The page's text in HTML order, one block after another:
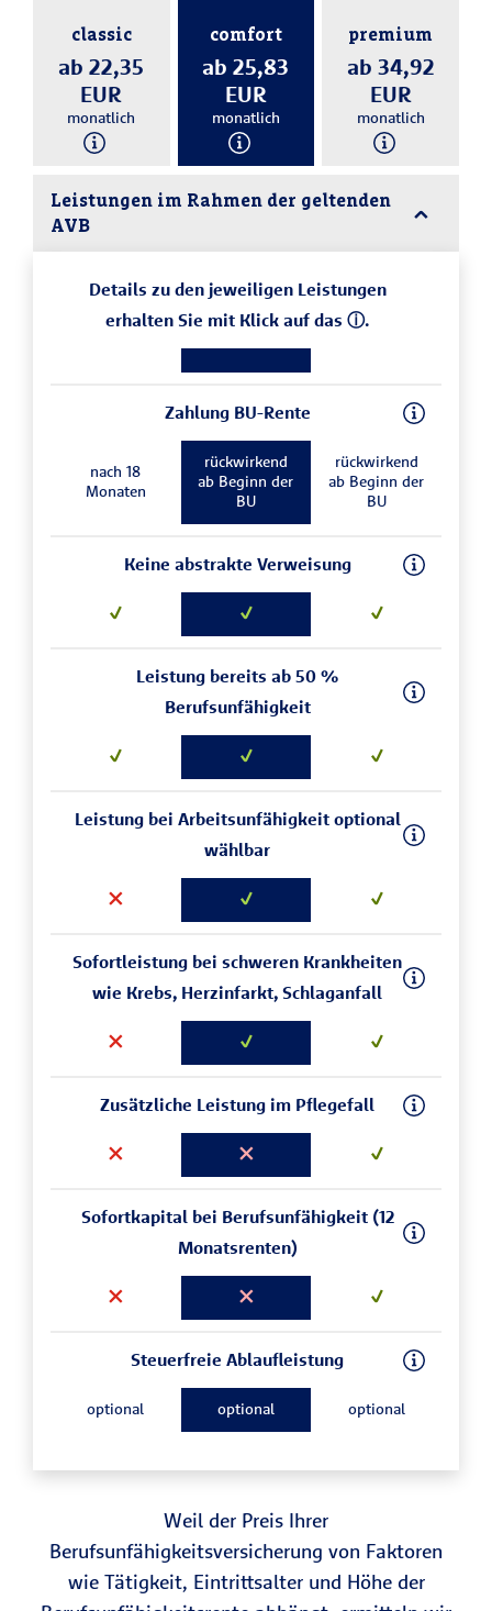
classic
ab 22,35
EUR
monatlich
comfort
ab 25,83
EUR
monatlich
premium
ab 34,92
EUR
monatlich
Leistungen im Rahmen der geltenden
AVB
Details zu den jeweiligen Leistungen
erhalten Sie mit Klick auf das ⓘ.
Zahlung BU-Rente
nach 18
Monaten
rückwirkend
ab Beginn der
BU
rückwirkend
ab Beginn der
BU
Keine abstrakte Verweisung
Leistung bereits ab 50 %
Berufsunfähigkeit
Leistung bei Arbeitsunfähigkeit optional
wählbar
Sofortleistung bei schweren Krankheiten
wie Krebs, Herzinfarkt, Schlaganfall
Zusätzliche Leistung im Pflegefall
Sofortkapital bei Berufsunfähigkeit (12
Monatsrenten)
Steuerfreie Ablaufleistung
optional optional optional
Weil der Preis Ihrer
Berufsunfähigkeitsversicherung von Faktoren
wie Tätigkeit, Eintrittsalter und Höhe der